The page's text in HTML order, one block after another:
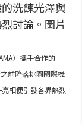
）攜手合作的
之前降落桃園國際機
相便引發各界熱烈